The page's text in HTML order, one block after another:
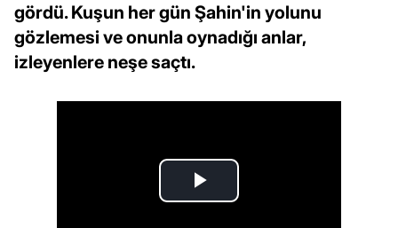
gördü. Kuşun her gün Şahin'in yolunu
gözlemesi ve onunla oynadığı anlar,
izleyenlere neşe saçtı.